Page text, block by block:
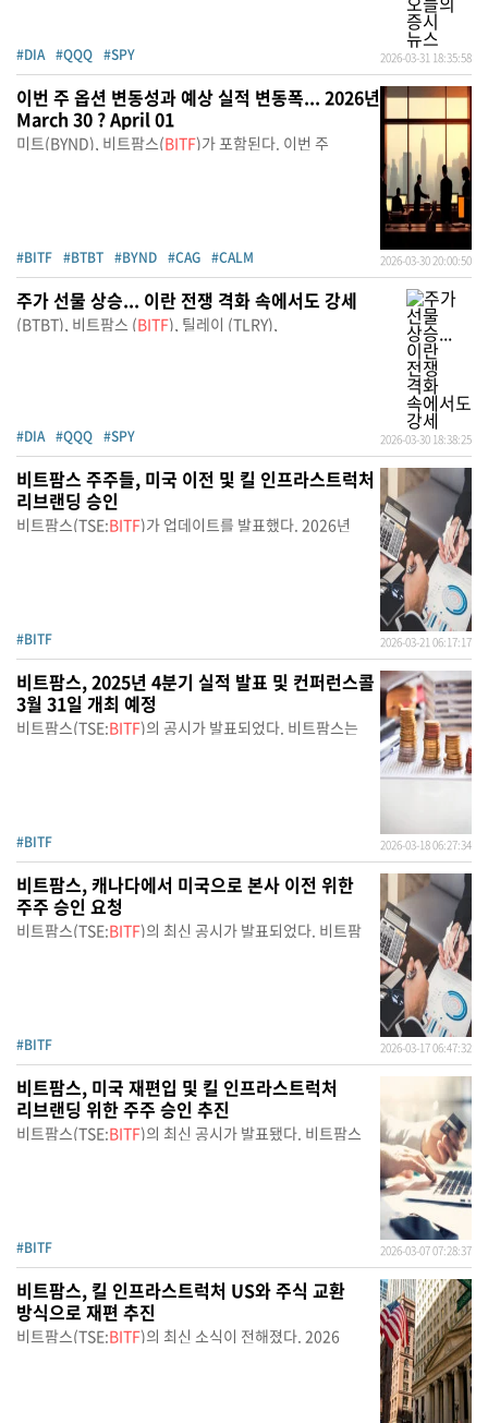
#DIA #QQQ #SPY 2026-03-31 18:35:58
이번 주 옵션 변동성과 예상 실적 변동폭... 2026년
March 30 ? April 01
미트(BYND), 비트팜스(BITF )가 포함된다. 이번 주
#BITF #BTBT #BYND #CAG #CALM 2026-03-30 20:00:50
주가 선물 상승... 이란 전쟁 격화 속에서도 강세
(BTBT), 비트팜스 (BITF), 틸레이 (TLRY),
#DIA #QQQ #SPY 2026-03-30 18:38:25
비트팜스 주주들, 미국 이전 및 킬 인프라스트럭처
리브랜딩 승인
비트팜스(TSE:BITF )가 업데이트를 발표했다. 2026년
#BITF 2026-03-21 06:17:17
비트팜스, 2025년 4분기 실적 발표 및 컨퍼런스콜
3월 31일 개최 예정
비트팜스(TSE:BITF )의 공시가 발표되었다. 비트팜스는
#BITF 2026-03-18 06:27:34
비트팜스, 캐나다에서 미국으로 본사 이전 위한
주주 승인 요청
비트팜스(TSE:BITF )의 최신 공시가 발표되었다. 비트팜
#BITF 2026-03-17 06:47:32
비트팜스, 미국 재편입 및 킬 인프라스트럭처
리브랜딩 위한 주주 승인 추진
비트팜스(TSE:BITF )의 최신 공시가 발표됐다. 비트팜스
#BITF 2026-03-07 07:28:37
비트팜스, 킬 인프라스트럭처 US와 주식 교환
방식으로 재편 추진
비트팜스(TSE:BITF )의 최신 소식이 전해졌다. 2026